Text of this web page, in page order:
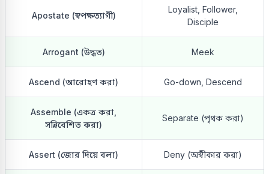
Apostate (স্বপক্ষত্যাগী)
Loyalist, Follower,
Disciple
Arrogant (উদ্ধত) Meek
Ascend (আরোহণ করা) Go-down, Descend
Assemble (একত্র করা,
সন্নিবেশিত করা)
Separate (পৃথক করা)
Assert (জোর দিয়ে বলা) Deny (অস্বীকার করা)